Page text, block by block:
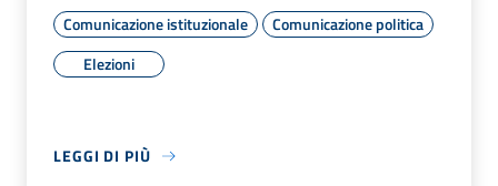
Comunicazione istituzionale
Comunicazione politica
Elezioni
LEGGI DI PIÙ